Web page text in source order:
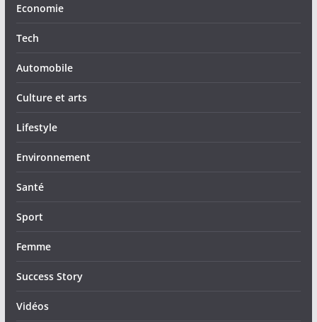
Economie
Tech
Automobile
Culture et arts
Lifestyle
Environnement
Santé
Sport
Femme
Success Story
Vidéos